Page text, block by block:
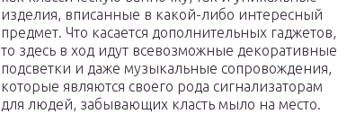
изделия, вписанные в какой-либо интересный
предмет. Что касается дополнительных гаджетов,
то здесь в ход идут всевозможные декоративные
подсветки и даже музыкальные сопровождения,
которые являются своего рода сигнализаторам
для людей, забывающих класть мыло на место.